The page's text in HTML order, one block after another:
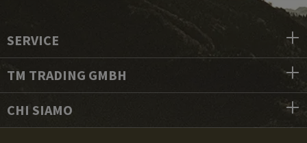
SERVICE
TM TRADING GMBH
CHI SIAMO